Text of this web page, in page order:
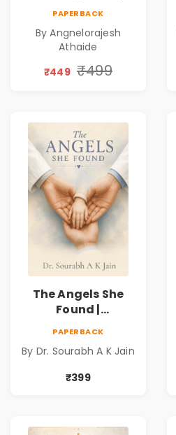
Business &
Personal Growth
Book
PAPERBACK
By Angnelorajesh
Athaide
₹449 ₹499
The Angels She
Found |
Novel of Hope,
Compassion,
Friendship &
PAPERBACK
By Dr. Sourabh A K Jain
₹399